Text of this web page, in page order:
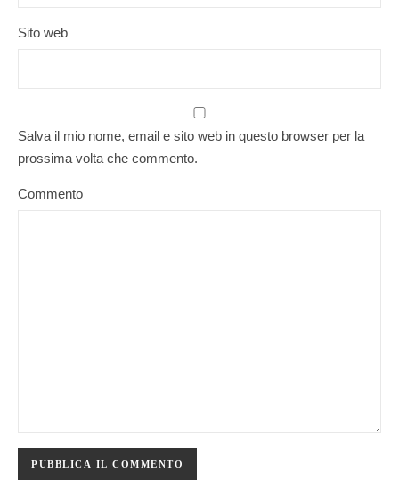
Sito web
Salva il mio nome, email e sito web in questo browser per la
prossima volta che commento.
Commento